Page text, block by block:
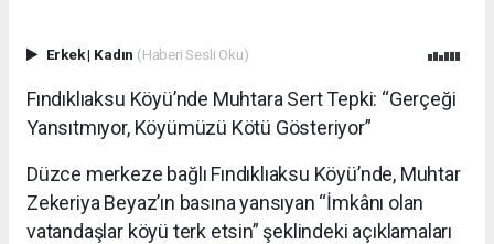
Erkek| Kadın (Haberi Sesli Oku)
Fındıklıaksu Köyü’nde Muhtara Sert Tepki: “Gerçeği
Yansıtmıyor, Köyümüzü Kötü Gösteriyor”
Düzce merkeze bağlı Fındıklıaksu Köyü’nde, Muhtar
Zekeriya Beyaz’ın basına yansıyan “İmkânı olan
vatandaşlar köyü terk etsin” şeklindeki açıklamaları